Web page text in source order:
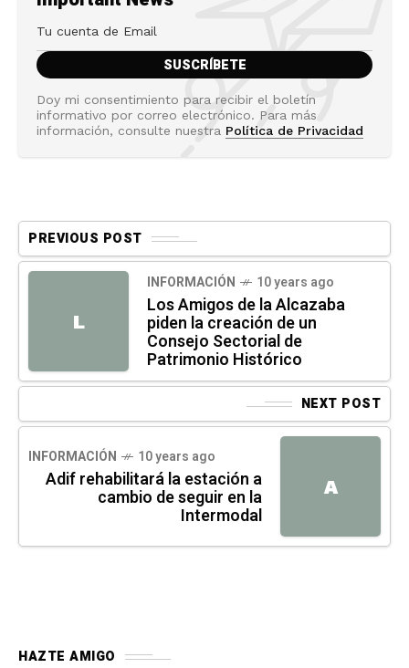
Doy mi consentimiento para recibir el boletín
informativo por correo electrónico. Para más
información, consulte nuestra Política de Privacidad
PREVIOUS POST
L
INFORMACIÓN 10 years ago
Los Amigos de la Alcazaba
piden la creación de un
Consejo Sectorial de
Patrimonio Histórico
NEXT POST
A
INFORMACIÓN 10 years ago
Adif rehabilitará la estación a
cambio de seguir en la
Intermodal
HAZTE AMIGO